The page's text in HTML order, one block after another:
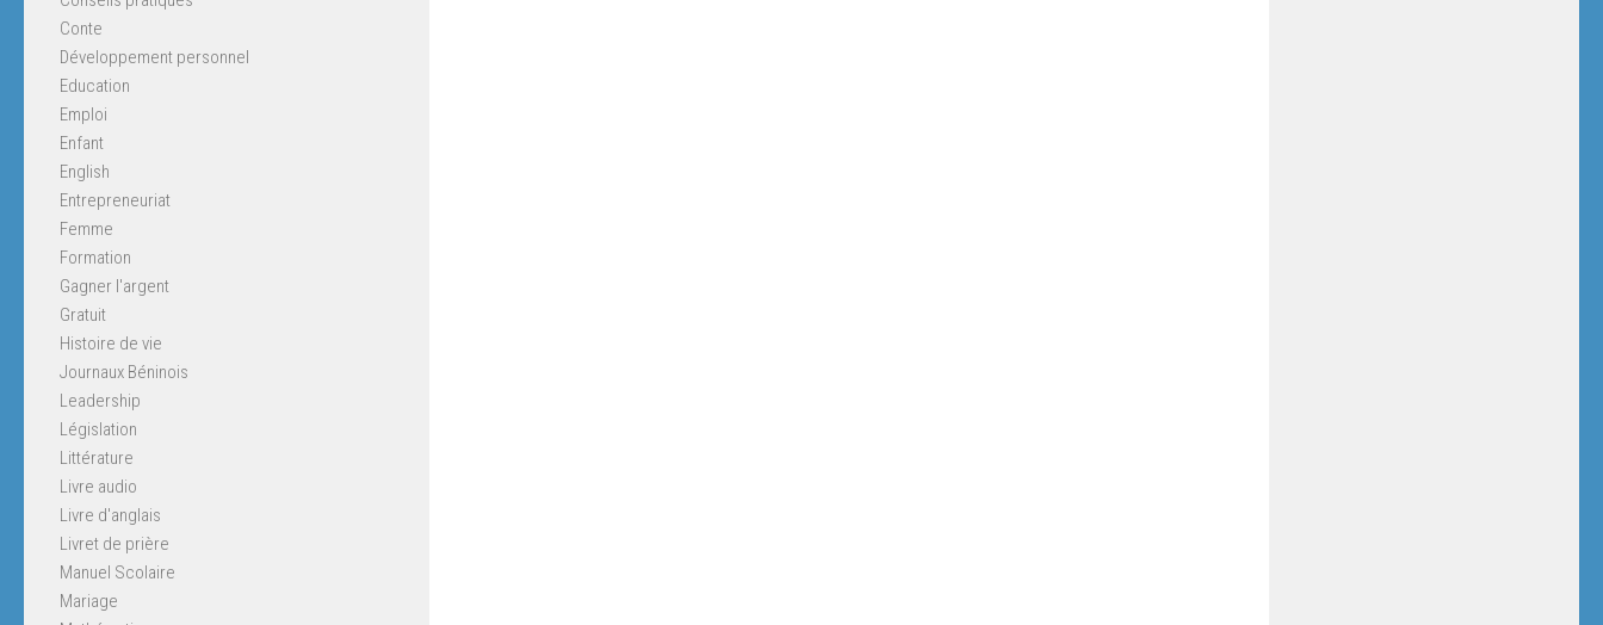
Conte
Développement personnel
Education
Emploi
Enfant
English
Entrepreneuriat
Femme
Formation
Gagner l'argent
Gratuit
Histoire de vie
Journaux Béninois
Leadership
Législation
Littérature
Livre audio
Livre d'anglais
Livret de prière
Manuel Scolaire
Mariage